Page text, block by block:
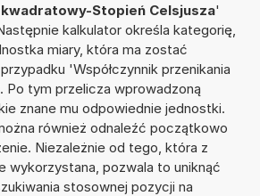
Stopień Celsjusza'
kalkulator określa kategorię,
miary, która ma zostać
'Współczynnik przenikania
Po tym przelicza wprowadzoną
znane mu odpowiednie jednostki.
również odnaleźć początkowo
Niezależnie od tego, która z
wykorzystana, pozwala to uniknąć
stosownej pozycji na